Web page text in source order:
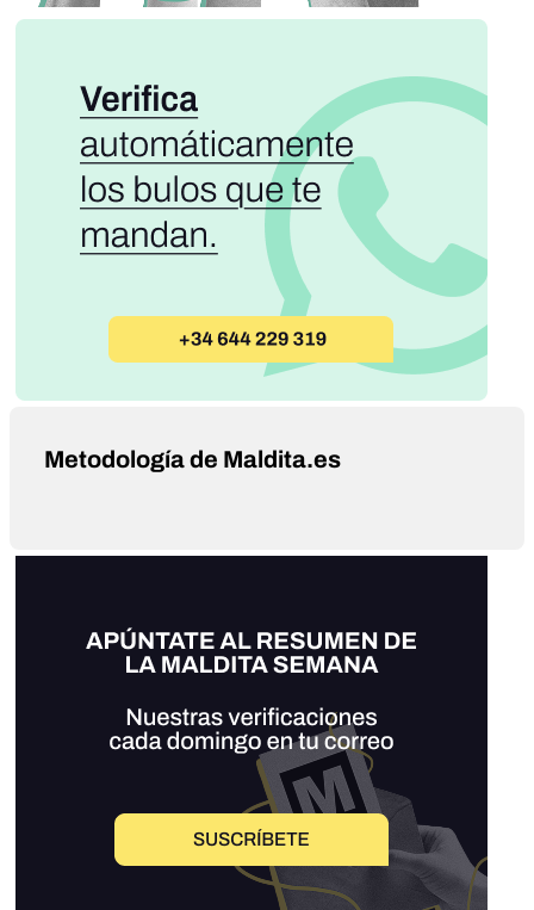
Metodología de Maldita.es